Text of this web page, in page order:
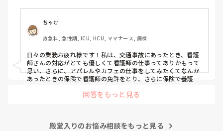
笑
ちゃむ
救急科, 急性期, ICU, HCU, ママナース, 病棟
日々の業務お疲れ様です！私は、交通事故にあったとき、看護
師さんの対応がとても優しくて看護師の仕事ってありかもって
思い、さらに、アパレルやカフェの仕事をしてみたくてなんか
あったときの保険で看護師の免許をとり、さらに保険で養護教
回答をもっと見る
殿堂入りのお悩み相談をもっと見る